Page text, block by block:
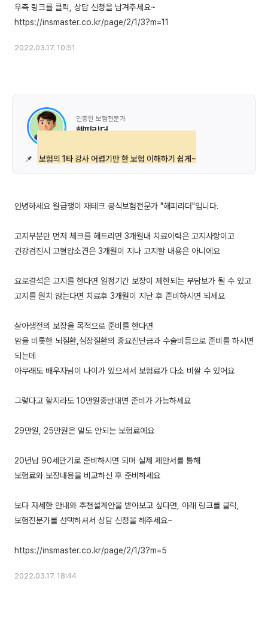
우측 링크를 클릭, 상담 신청을 남겨주세요~
2022.03.17. 10:51
인증된 보험전문가
해피리더
📌 보험의 1타 강사 어렵기만 한 보험 이해하기 쉽게~
안녕하세요 월급쟁이 재테크 공식보험전문가 "해피리더"입니다.
고지부분만 먼저 체크를 해드리면 3개월내 치료이력은 고지사항이고
건강검진시 고혈압소견은 3개월이 지나 고지할 내용은 아니에요
요로결석은 고지를 한다면 일정기간 보장이 제한되는 부담보가 될 수 있고
고지를 원치 않는다면 치료후 3개월이 지난 후 준비하시면 되세요
살아생전의 보장을 목적으로 준비를 한다면
암을 비롯한 뇌질환,심장질환의 중요진단금과 수술비등으로 준비를 하시면
되는데
아무래도 배우자님이 나이가 있으셔서 보험료가 다소 비쌀 수 있어요
그렇다고 할지라도 10만원중반대면 준비가 가능하세요
29만원, 25만원은 말도 안되는 보험료에요
20년납 90세만기로 준비하시면 되며 실제 제안서를 통해
보험료와 보장내용을 비교하신 후 준비하세요
보다 자세한 안내와 추천설계안을 받아보고 싶다면, 아래 링크를 클릭,
보험전문가를 선택하셔서 상담 신청을 해주세요~
2022.03.17. 18:44